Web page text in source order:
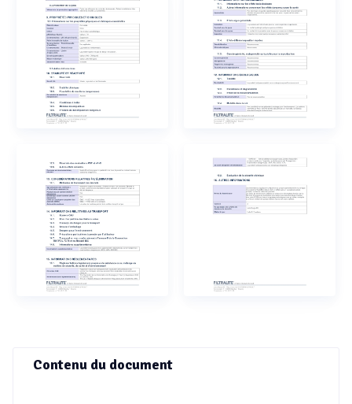
Contenu du document